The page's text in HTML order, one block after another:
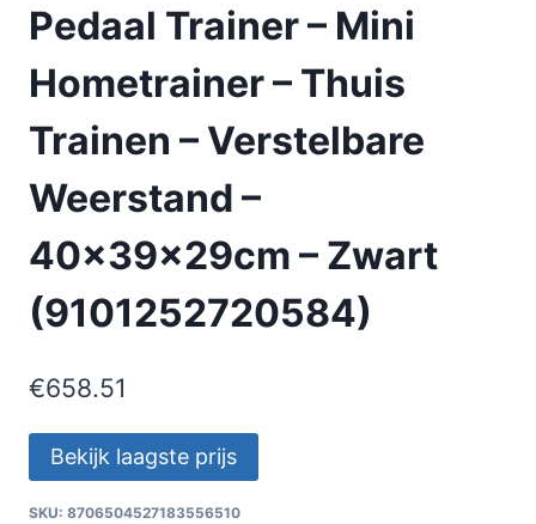
Pedaal Trainer – Mini
Hometrainer – Thuis
Trainen – Verstelbare
Weerstand –
40x39x29cm – Zwart
(9101252720584)
€658.51
Bekijk laagste prijs
SKU: 8706504527183556510